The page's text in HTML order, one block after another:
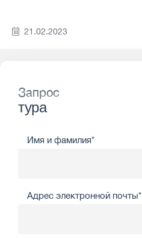
21.02.2023
Запрос
тура
Имя и фамилия*
Адрес электронной почты*